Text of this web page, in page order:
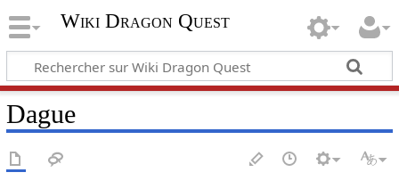
Wiki Dragon Quest
Dague